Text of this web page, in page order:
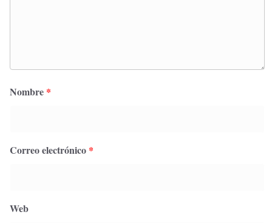
Nombre *
Correo electrónico *
Web